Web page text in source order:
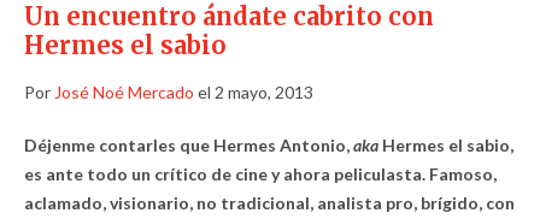
Un encuentro ándate cabrito con
Hermes el sabio
Por José Noé Mercado el 2 mayo, 2013
Déjenme contarles que Hermes Antonio,aka Hermes el sabio,
es ante todo un crítico de cine y ahora peliculasta. Famoso,
aclamado, visionario, no tradicional, analista pro, brígido, con